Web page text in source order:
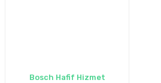
Bosch Hafif Hizmet